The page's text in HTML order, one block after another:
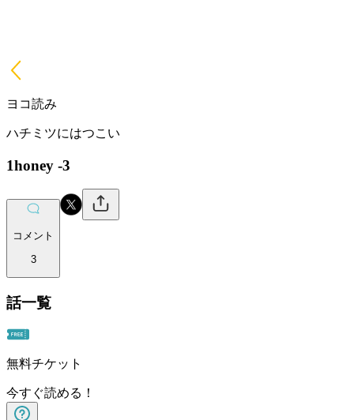
ヨコ読み
ハチミツにはつこい
1honey -3
コメント
3
話一覧
無料チケット
今すぐ読める！